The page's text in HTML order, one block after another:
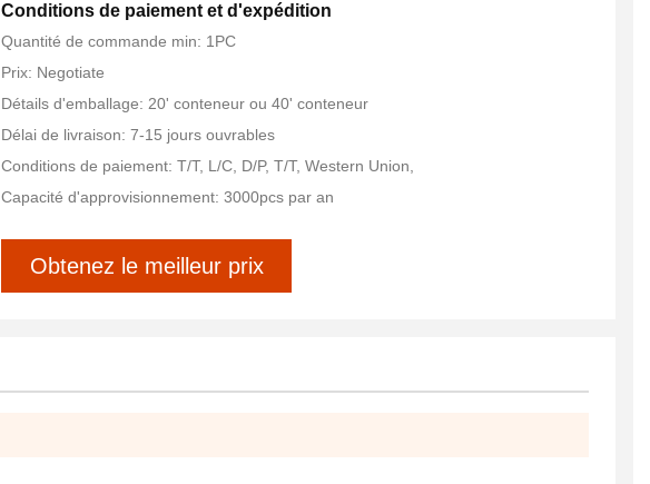
Conditions de paiement et d'expédition
Quantité de commande min: 1PC
Prix: Negotiate
Détails d'emballage: 20' conteneur ou 40' conteneur
Délai de livraison: 7-15 jours ouvrables
Conditions de paiement: T/T, L/C, D/P, T/T, Western Union,
Capacité d'approvisionnement: 3000pcs par an
Obtenez le meilleur prix